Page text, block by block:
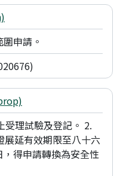
申請。
受理試驗及登記。 2.
展延有效期限至八十六
得申請轉換為安全性